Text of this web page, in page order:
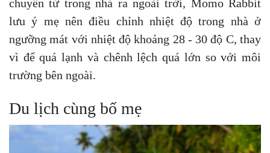
chuyển từ trong nhà ra ngoài trời, Momo Rabbit
lưu ý mẹ nên điều chỉnh nhiệt độ trong nhà ở
ngưỡng mát với nhiệt độ khoảng 28 - 30 độ C, thay
vì để quá lạnh và chênh lệch quá lớn so với môi
trường bên ngoài.
Du lịch cùng bố mẹ